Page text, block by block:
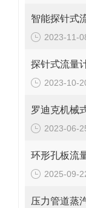
2023-11-
探针式流量
2023-10-
罗迪克机械
2023-06-
2025-09-